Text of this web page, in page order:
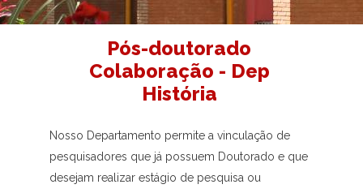
Pós-doutorado
Colaboração - Dep
História
Nosso Departamento permite a vinculação de
pesquisadores que já possuem Doutorado e que
desejam realizar estágio de pesquisa ou